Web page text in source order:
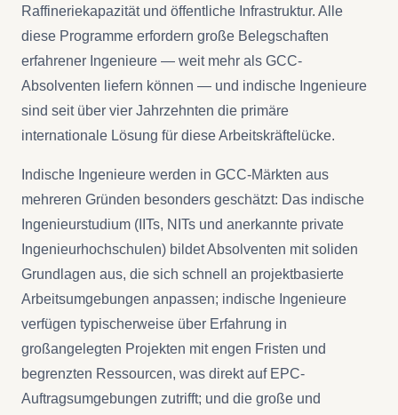
Raffineriekapazität und öffentliche Infrastruktur. Alle
diese Programme erfordern große Belegschaften
erfahrener Ingenieure — weit mehr als GCC-
Absolventen liefern können — und indische Ingenieure
sind seit über vier Jahrzehnten die primäre
internationale Lösung für diese Arbeitskräftelücke.
Indische Ingenieure werden in GCC-Märkten aus
mehreren Gründen besonders geschätzt: Das indische
Ingenieurstudium (IITs, NITs und anerkannte private
Ingenieurhochschulen) bildet Absolventen mit soliden
Grundlagen aus, die sich schnell an projektbasierte
Arbeitsumgebungen anpassen; indische Ingenieure
verfügen typischerweise über Erfahrung in
großangelegten Projekten mit engen Fristen und
begrenzten Ressourcen, was direkt auf EPC-
Auftragsumgebungen zutrifft; und die große und